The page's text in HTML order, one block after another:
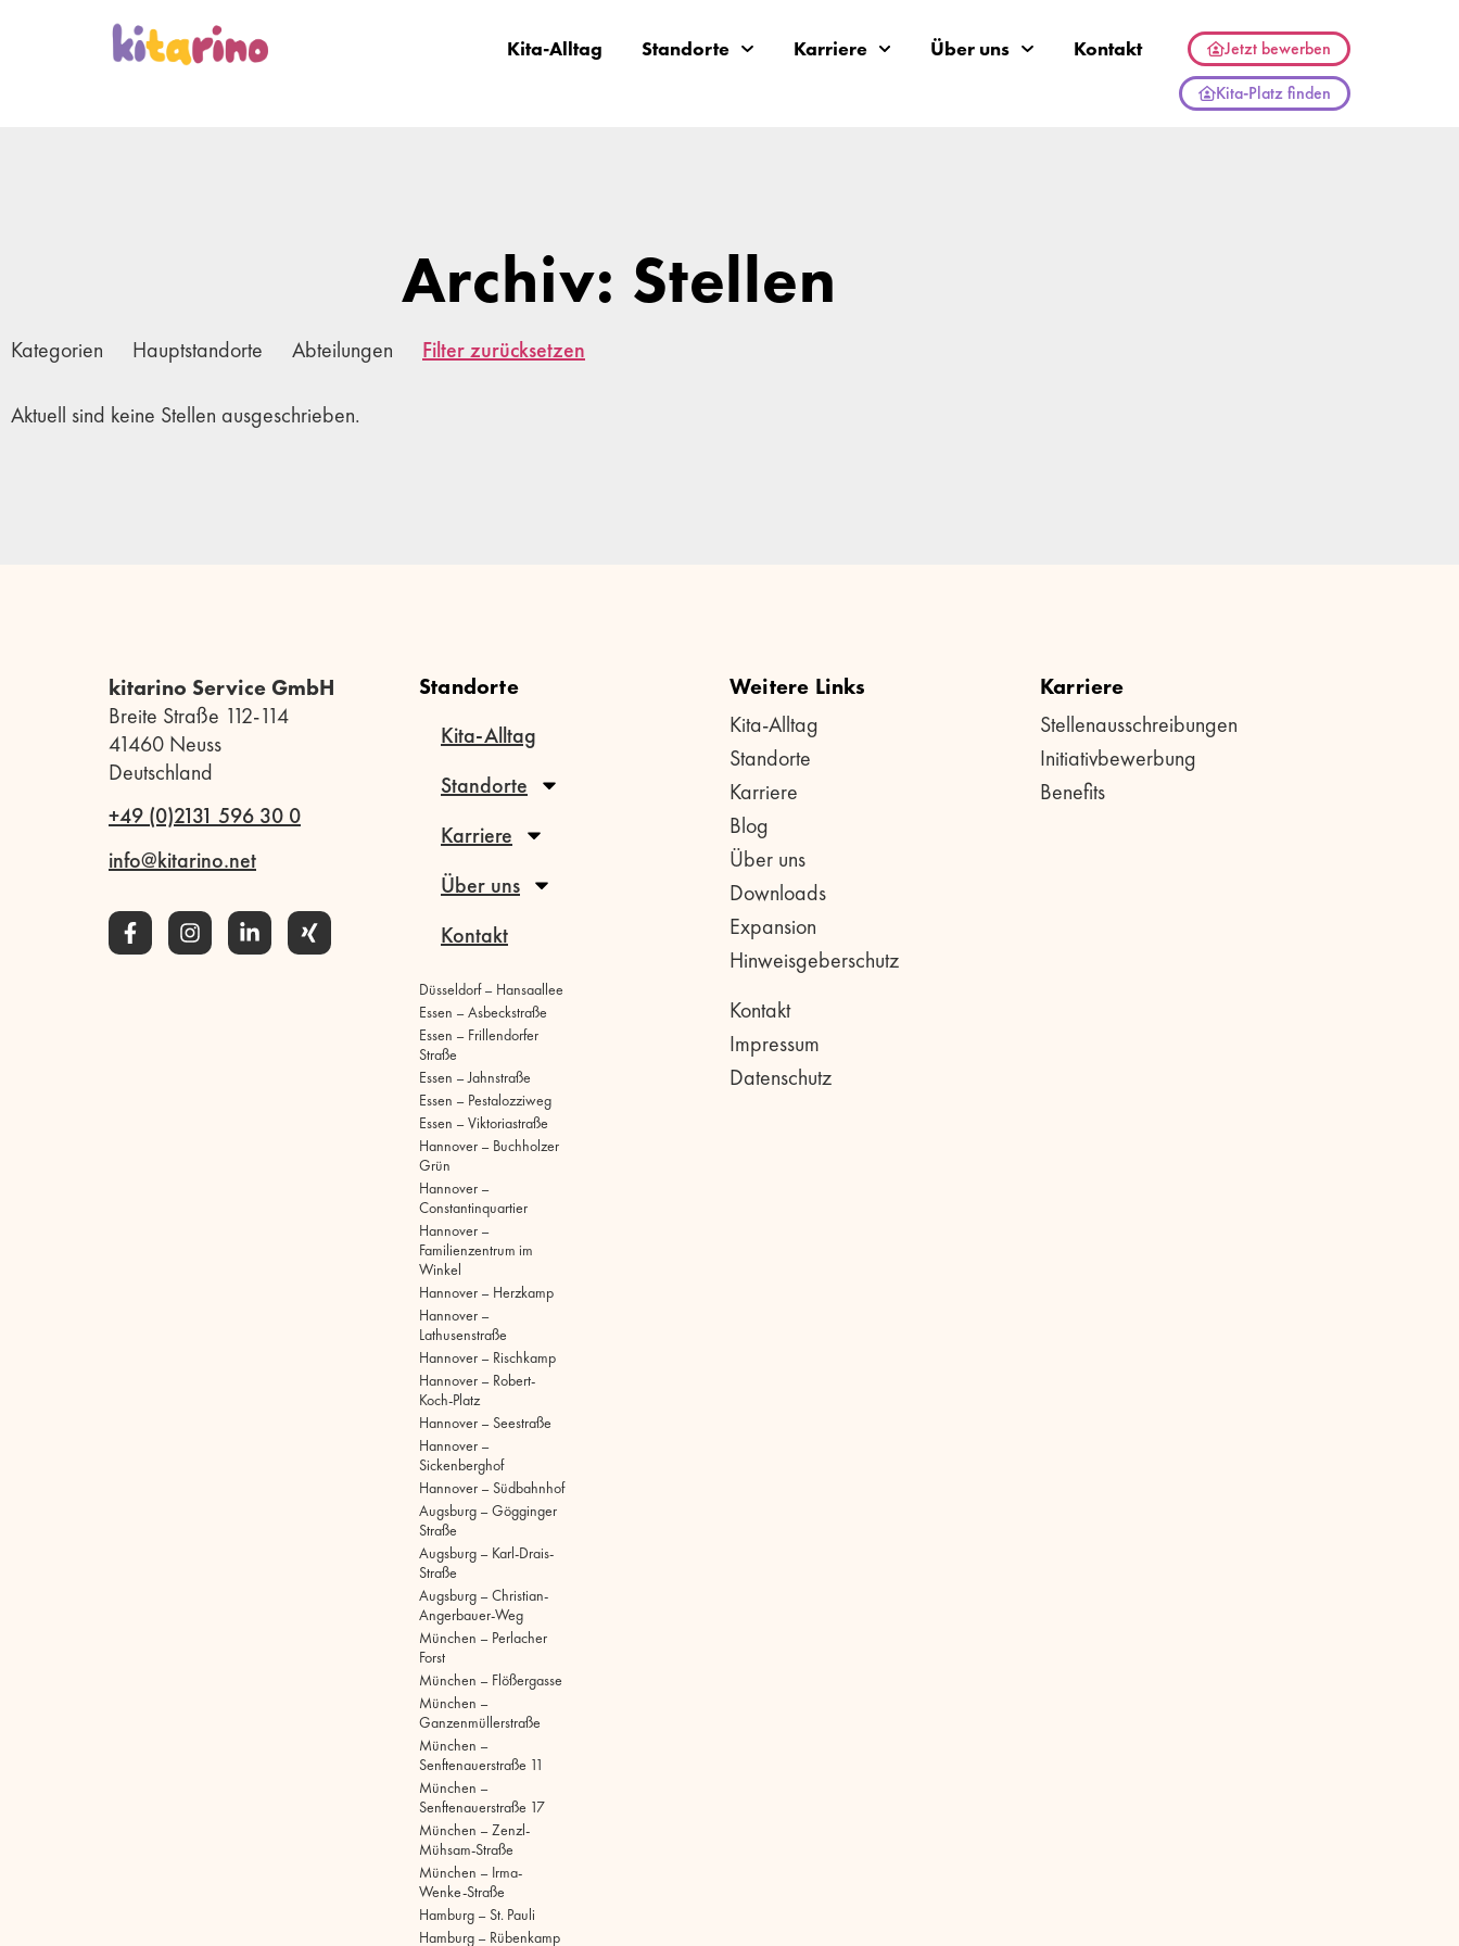
Kita-Alltag Standorte Karriere Über uns Kontakt
Jetzt bewerben
Kita-Platz finden
Archiv: Stellen
Kategorien Hauptstandorte Abteilungen Filter zurücksetzen
Aktuell sind keine Stellen ausgeschrieben.
kitarino Service GmbH
Breite Straße 112-114
41460 Neuss
Deutschland
+49 (0)2131 596 30 0
info@kitarino.net
Standorte
Kita-Alltag
Standorte
Karriere
Über uns
Kontakt
Düsseldorf – Hansaallee
Essen – Asbeckstraße
Essen – Frillendorfer
Straße
Essen – Jahnstraße
Essen – Pestalozziweg
Essen – Viktoriastraße
Hannover – Buchholzer
Grün
Hannover –
Constantinquartier
Hannover –
Familienzentrum im
Winkel
Hannover – Herzkamp
Hannover –
Lathusenstraße
Hannover – Rischkamp
Hannover – Robert-
Koch-Platz
Hannover – Seestraße
Hannover –
Sickenberghof
Hannover – Südbahnhof
Augsburg – Gögginger
Straße
Augsburg – Karl-Drais-
Straße
Augsburg – Christian-
Angerbauer-Weg
München – Perlacher
Forst
München – Flößergasse
München –
Ganzenmüllerstraße
München –
Senftenauerstraße 11
München –
Senftenauerstraße 17
München – Zenzl-
Mühsam-Straße
München – Irma-
Wenke-Straße
Hamburg – St. Pauli
Hamburg – Rübenkamp
Weitere Links
Kita-Alltag
Standorte
Karriere
Blog
Über uns
Downloads
Expansion
Hinweisgeberschutz
Kontakt
Impressum
Datenschutz
Karriere
Stellenausschreibungen
Initiativbewerbung
Benefits